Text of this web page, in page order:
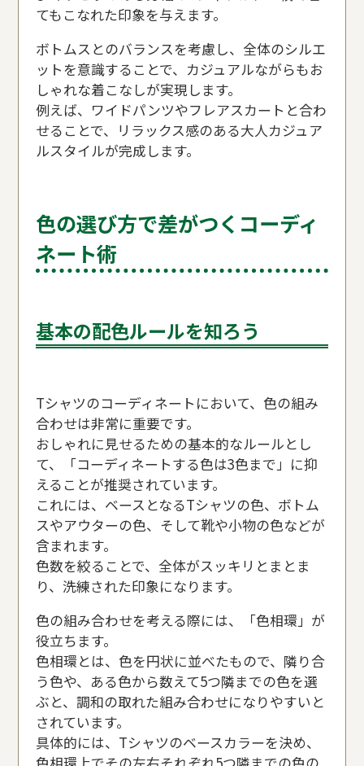
てもこなれた印象を与えます。
ボトムスとのバランスを考慮し、全体のシルエ
ットを意識することで、カジュアルながらもお
しゃれな着こなしが実現します。
例えば、ワイドパンツやフレアスカートと合わ
せることで、リラックス感のある大人カジュア
ルスタイルが完成します。
色の選び方で差がつくコーディ
ネート術
基本の配色ルールを知ろう
Tシャツのコーディネートにおいて、色の組み
合わせは非常に重要です。
おしゃれに見せるための基本的なルールとし
て、「コーディネートする色は3色まで」に抑
えることが推奨されています。
これには、ベースとなるTシャツの色、ボトム
スやアウターの色、そして靴や小物の色などが
含まれます。
色数を絞ることで、全体がスッキリとまとま
り、洗練された印象になります。
色の組み合わせを考える際には、「色相環」が
役立ちます。
色相環とは、色を円状に並べたもので、隣り合
う色や、ある色から数えて5つ隣までの色を選
ぶと、調和の取れた組み合わせになりやすいと
されています。
具体的には、Tシャツのベースカラーを決め、
色相環上でその左右それぞれ5つ隣までの色の